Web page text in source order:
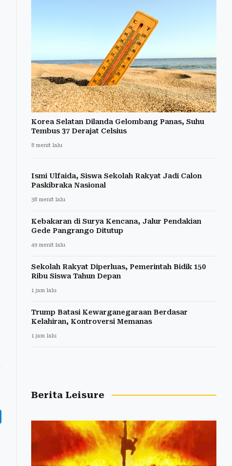
Korea Selatan Dilanda Gelombang Panas, Suhu
Tembus 37 Derajat Celsius
8 menit lalu
Ismi Ulfaida, Siswa Sekolah Rakyat Jadi Calon
Paskibraka Nasional
38 menit lalu
Kebakaran di Surya Kencana, Jalur Pendakian
Gede Pangrango Ditutup
49 menit lalu
Sekolah Rakyat Diperluas, Pemerintah Bidik 150
Ribu Siswa Tahun Depan
1 jam lalu
Trump Batasi Kewarganegaraan Berdasar
Kelahiran, Kontroversi Memanas
1 jam lalu
Berita Leisure